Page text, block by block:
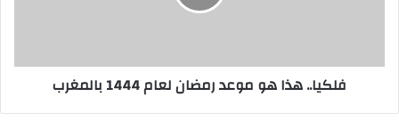
فلكيا.. هذا هو موعد رمضان لعام 1444 بالمغرب